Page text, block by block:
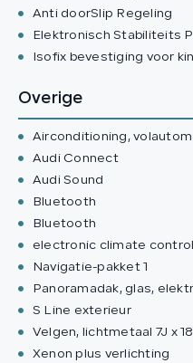
Anti doorSlip Regeling
Elektronisch Stabiliteits
Isofix bevestiging voor
Overige
Airconditioning,
Audi Connect
Audi Sound
Bluetooth
Bluetooth
electronic climate control
Navigatie-pakket 1
Panoramadak, glas,
S Line exterieur
Velgen, lichtmetaal 7J x
Xenon plus verlichting